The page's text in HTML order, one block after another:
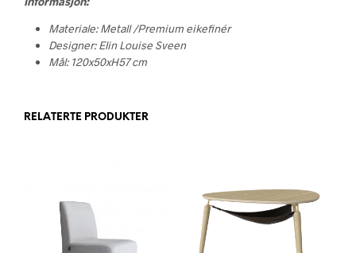
Materiale: Metall /Premium eikefinér
Designer: Elin Louise Sveen
Mål: 120x50xH57 cm
RELATERTE PRODUKTER